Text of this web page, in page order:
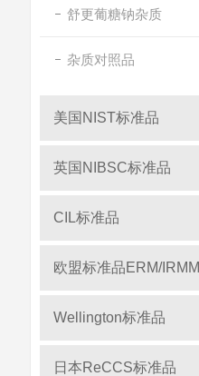
舒更葡糖钠杂质
杂质对照品
美国NIST标准品
英国NIBSC标准品
CIL标准品
欧盟标准品ERM/IRMM
Wellington标准品
日本ReCCS标准品